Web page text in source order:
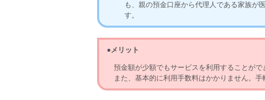
も、親の預金口座から代理人である家族が
す。
●メリット
預金額が少額でもサービスを利用することがで
また、基本的に利用手数料はかかりません。手